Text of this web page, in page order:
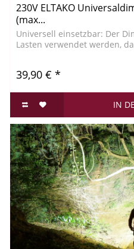
230V ELTAKO
(max...
Universell einsetzbar: Der
Lasten verwendet werden,
39,90 € *
IN